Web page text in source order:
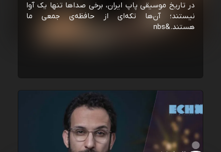
در تاریخ موسیقی پاپ ایران، برخی صداها تنها یک آوا
نیستند؛ آن‌ها تکه‌ای از حافظه‌ی جمعی ما
هستند.&nbs